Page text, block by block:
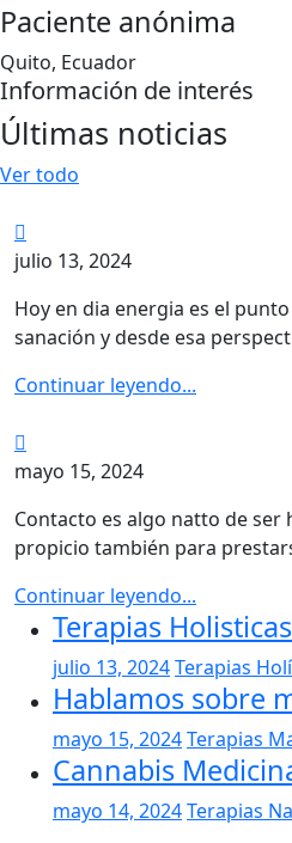
Paciente anónima
Quito, Ecuador
Información de interés
Últimas noticias
Ver todo
julio 13, 2024
Hoy en dia energia es el
sanación y desde esa
Continuar leyendo...
mayo 15, 2024
Contacto es algo natto de ser
propicio también para
Continuar leyendo...
Terapias Holisticas
julio 13, 2024Terapias
Hablamos sobre
mayo 15, 2024Terapias
Cannabis
mayo 14, 2024Terapias